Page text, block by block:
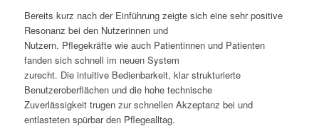
Bereits kurz nach der Einführung zeigte sich eine sehr positive
Resonanz bei den Nutzerinnen und
Nutzern. Pflegekräfte wie auch Patientinnen und Patienten
fanden sich schnell im neuen System
zurecht. Die intuitive Bedienbarkeit, klar strukturierte
Benutzeroberflächen und die hohe technische
Zuverlässigkeit trugen zur schnellen Akzeptanz bei und
entlasteten spürbar den Pflegealltag.